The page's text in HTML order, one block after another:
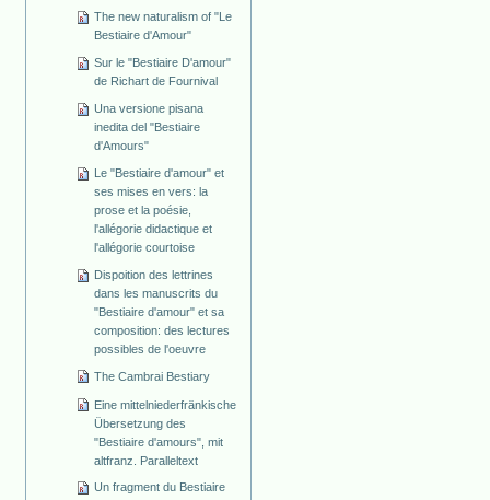
The new naturalism of "Le
Bestiaire d'Amour"
Sur le "Bestiaire D'amour"
de Richart de Fournival
Una versione pisana
inedita del "Bestiaire
d'Amours"
Le "Bestiaire d'amour" et
ses mises en vers: la
prose et la poésie,
l'allégorie didactique et
l'allégorie courtoise
Dispoition des lettrines
dans les manuscrits du
"Bestiaire d'amour" et sa
composition: des lectures
possibles de l'oeuvre
The Cambrai Bestiary
Eine mittelniederfränkische
Übersetzung des
"Bestiaire d'amours", mit
altfranz. Paralleltext
Un fragment du Bestiaire